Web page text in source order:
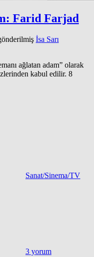
Farid Farjad
İsa Sarı
ağlatan adam” olarak
kabul edilir. 8
Sanat/Sinema/TV
3 yorum